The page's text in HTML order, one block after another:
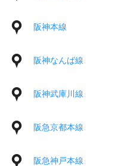
阪神本線
阪神なんば線
阪神武庫川線
阪急京都本線
阪急神戸本線